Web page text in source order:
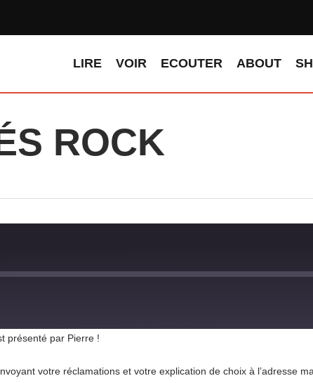
LIRE VOIR ECOUTER ABOUT
ROCK
présenté par Pierre !
votre réclamations et votre explication de choix à l’adresse